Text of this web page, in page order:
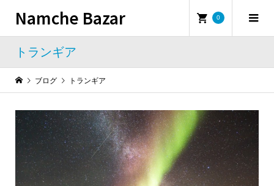
Namche Bazar 0
トランギア
ブログ トランギア